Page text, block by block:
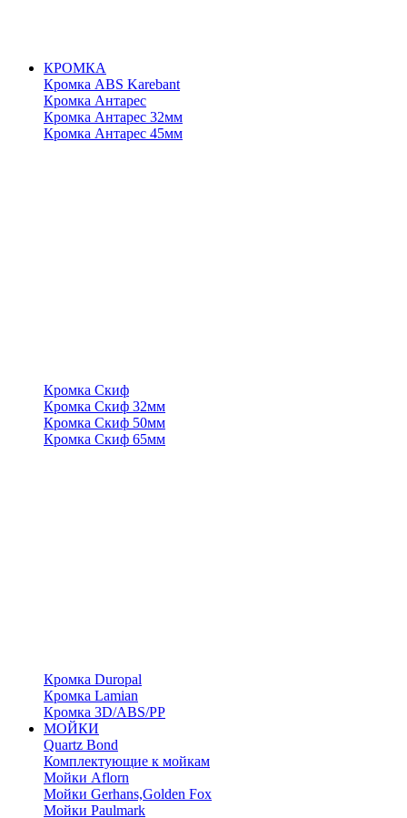
КРОМКА
Кромка ABS Karebant
Кромка Антарес
Кромка Антарес 32мм
Кромка Антарес 45мм
Кромка Скиф
Кромка Скиф 32мм
Кромка Скиф 50мм
Кромка Скиф 65мм
Кромка Duropal
Кромка Lamian
Кромка 3D/ABS/PP
МОЙКИ
Quartz Bond
Комплектующие к мойкам
Мойки Aflorn
Мойки Gerhans,Golden Fox
Мойки Paulmark